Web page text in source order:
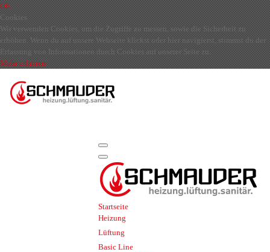
OK
Cookies
Wir verwenden Cookies, um die Zugriffe zu messen, sowie die Sicherheit zu
erhöhen. Wenn du auf unsere Webseite klickst oder hier navigierst, stimmst du der
Erfassung von Informationen durch Cookies auf unserer Seite zu.
Mehr erfahren
Startseite
Heizung
Lüftung
Basic Line